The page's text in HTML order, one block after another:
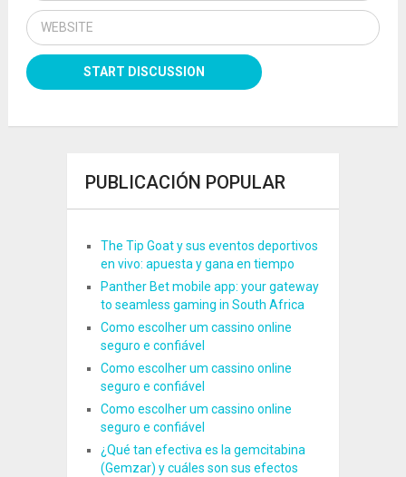
PUBLICACIÓN POPULAR
The Tip Goat y sus eventos deportivos
en vivo: apuesta y gana en tiempo
Panther Bet mobile app: your gateway
to seamless gaming in South Africa
Como escolher um cassino online
seguro e confiável
Como escolher um cassino online
seguro e confiável
Como escolher um cassino online
seguro e confiável
¿Qué tan efectiva es la gemcitabina
(Gemzar) y cuáles son sus efectos